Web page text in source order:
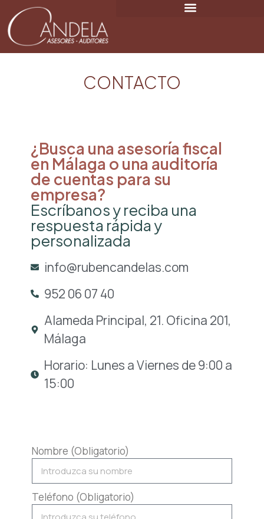
CONTACTO
¿Busca una asesoría fiscal
en Málaga o una auditoría
de cuentas para su
empresa?
Escríbanos y reciba una
respuesta rápida y
personalizada
info@rubencandelas.com
952 06 07 40
Alameda Principal, 21. Oficina 201,
Málaga
Horario: Lunes a Viernes de 9:00 a
15:00
Nombre (Obligatorio)
Teléfono (Obligatorio)